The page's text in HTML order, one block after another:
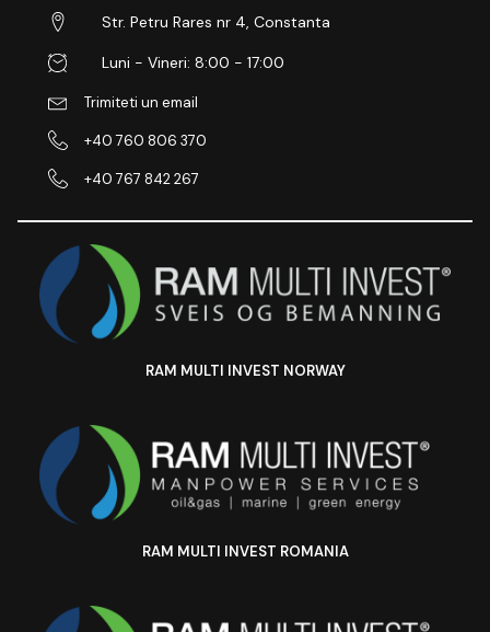
Str. Petru Rares nr 4, Constanta
Luni - Vineri: 8:00 - 17:00
Trimiteti un email
+40 760 806 370
+40 767 842 267
RAM MULTI INVEST NORWAY
RAM MULTI INVEST ROMANIA